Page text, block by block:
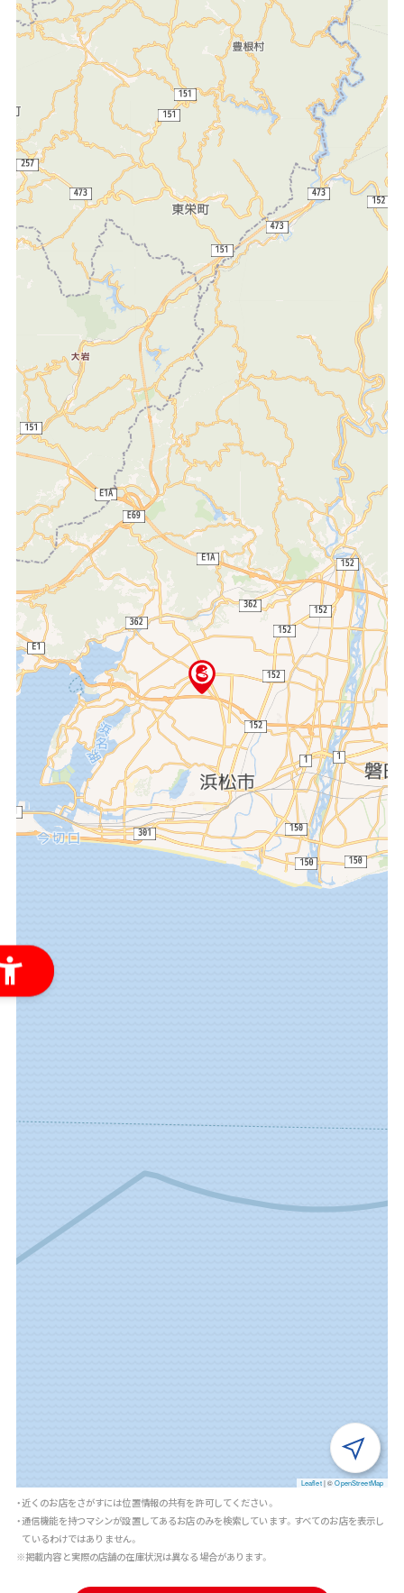
Leaflet |©OpenStreetMap
・近くのお店をさがすには位置情報の共有を許可してください。
・通信機能を持つマシンが設置してあるお店のみを検索しています。すべてのお店を表示し
ているわけではありません。
※掲載内容と実際の店舗の在庫状況は異なる場合があります。